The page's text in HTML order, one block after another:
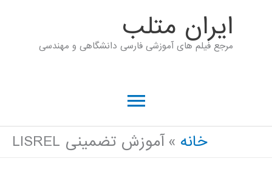
ايران متلب
مرجع فیلم های آموزشی فارسی دانشگاهی و مهندسی
فهرست
اصلی
خانه آموزش تضمینی LISREL